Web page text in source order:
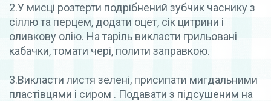
2.У мисці розтерти подрібнений зубчик часнику з
сіллю та перцем, додати оцет, сік цитрини і
оливкову олію. На таріль викласти грильовані
кабачки, томати чері, полити заправкою.
3.Викласти листя зелені, присипати мигдальними
пластівцями і сиром . Подавати з підсушеним на